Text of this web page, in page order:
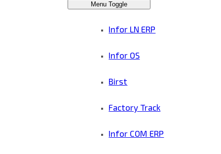
Menu Toggle
Infor LN ERP
Infor OS
Birst
Factory Track
Infor COM ERP